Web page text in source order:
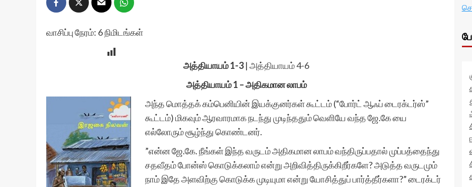
வாசிப்பு நேரம்: 6நிமிடங்கள்
அத்தியாயம் 1-3|அத்தியாயம் 4-6
அத்தியாயம் 1 – அதிகமான லாபம்
அந்த மொத்தக் கம்பெனியின் இயக்குனர்கள் கூட்டம் (“போர்ட் ஆஃப் டைரக்டர்ஸ்”
கூட்டம்) மிகவும் ஆரவாரமாக நடந்து முடிந்ததும் வெளியே வந்த ஜே.கே யை
எல்லோரும் சூழ்ந்து கொண்டனர்.
”என்ன ஜே.கே. நீங்கள் இந்த வருடம் அதிகமான லாபம் வந்திருப்பதால் முப்பத்தைந்து
சதவீதம் போன்ஸ் கொடுக்கலாம் என்று அறிவித்திருக்கிறீர்களே? அடுத்த வருடமும்
நாம் இதே அளவிற்கு கொடுக்க முடியுமா என்று யோசித்துப் பார்த்தீர்களா?” டைரக்டர்